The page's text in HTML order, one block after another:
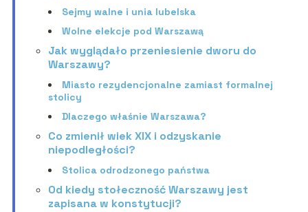
Sejmy walne i unia lubelska
Wolne elekcje pod Warszawą
Jak wyglądało przeniesienie dworu do
Warszawy?
Miasto rezydencjonalne zamiast formalnej
stolicy
Dlaczego właśnie Warszawa?
Co zmienił wiek XIX i odzyskanie
niepodległości?
Stolica odrodzonego państwa
Od kiedy stołeczność Warszawy jest
zapisana w konstytucji?